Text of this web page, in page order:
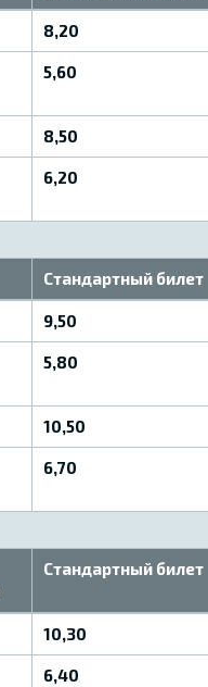
8,20
5,60
8,50
6,20
Стандартный билет
9,50
5,80
10,50
6,70
Стандартный билет
10,30
6,40